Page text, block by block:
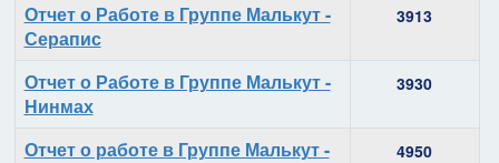
Отчет о Работе в Группе Малькут -
Серапис
3913
Отчет о Работе в Группе Малькут -
Нинмах
3930
Отчет о работе в Группе Малькут -
4950